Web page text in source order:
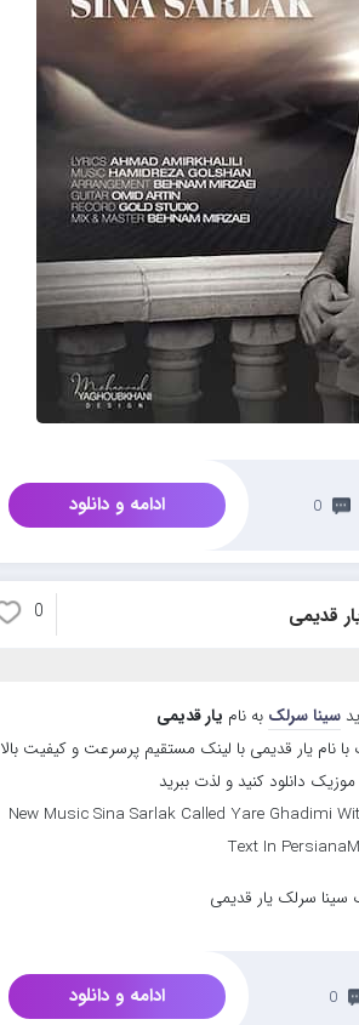
0 ادامه و دانلود
قدیمی 0
سینا سرلک به نام یار قدیمی
نام یار قدیمی با لینک مستقیم پرسرعت و کیفیت بالا
دانلود کنید و لذت ببرید
New Music Sina Sarlak Called Yare Ghadimi
Text In
0 ادامه و دانلود